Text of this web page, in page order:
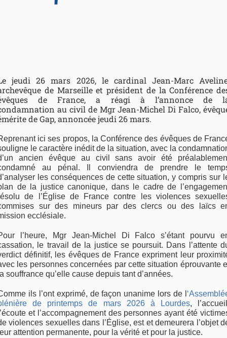
jeudi 26 mars 2026, le cardinal Jean-Marc
de Marseille et président de la Conférence
de France, a réagi à l’annonce de
au civil de Mgr Jean-Michel Di Falco,
de Gap, annoncée jeudi 26 mars.
ici ses propos, la Conférence des évêques de
le caractère inédit de la situation, avec la
ancien évêque au civil sans avoir été
au pénal. Il conviendra de prendre le
les conséquences de cette situation, y compris sur
de la justice canonique, dans le cadre de
de l’Église de France contre les violences
sur des mineurs par des clercs ou des laïcs
ecclésiale.
l’heure, Mgr Jean-Michel Di Falco s’étant pourvu
le travail de la justice se poursuit. Dans l’attente
définitif, les évêques de France expriment leur
les personnes concernées par cette situation éprouvante
souffrance qu’elle cause depuis tant d’années.
ils l’ont exprimé, de façon unanime lors de l
de printemps de mars 2026 à Lourdes,
et l’accompagnement des personnes ayant été
violences sexuelles dans l’Église, est et demeurera l’objet
attention permanente, pour la vérité et pour la justice.